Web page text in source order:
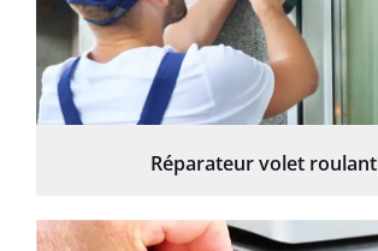
Réparateur volet roulant